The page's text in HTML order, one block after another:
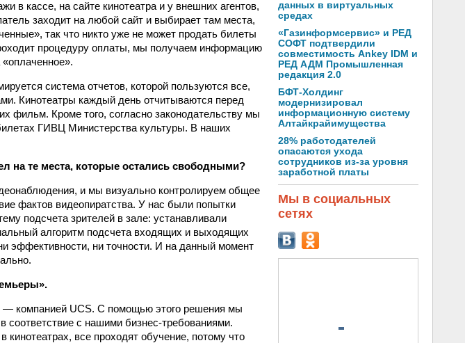
в кассе, на сайте кинотеатра и у внешних агентов,
заходит на любой сайт и выбирает там места,
так что никто уже не может продать билеты
процедуру оплаты, мы получаем информацию
система отчетов, которой пользуются все,
Кинотеатры каждый день отчитываются перед
фильм. Кроме того, согласно законодательству мы
ГИВЦ Министерства культуры. В наших
на те места, которые остались свободными?
и мы визуально контролируем общее
фактов видео­пиратства. У нас были попытки
подсчета зрителей в зале: устанавливали
алгоритм подсчета входящих и выходящих
эффективности, ни точности. И на данный момент
— компанией UCS. С помощью этого решения мы
с нашими бизнес-требованиями.
все проходят обучение, потому что
данных в виртуальных
средах
«Газинформсервис» и РЕД
СОФТ подтвердили
совместимость Ankey IDM и
РЕД АДМ Промышленная
редакция 2.0
БФТ-Холдинг
модернизировал
информационную систему
Алтайкрайимущества
28% работодателей
опасаются ухода
сотрудников из-за уровня
заработной платы
Мы в социальных
сетях